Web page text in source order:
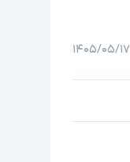
۱۴۰۵/۰۵/۱۷